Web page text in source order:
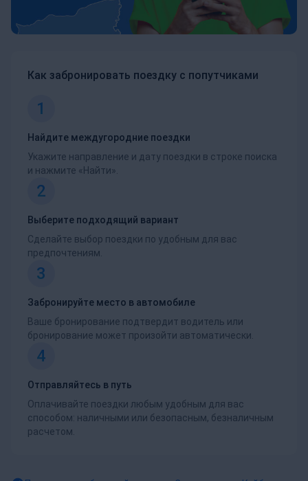
Как забронировать поездку с попутчиками
1
Найдите междугородние поездки
Укажите направление и дату поездки в строке поиска
и нажмите «Найти».
2
Выберите подходящий вариант
Сделайте выбор поездки по удобным для вас
предпочтениям.
3
Забронируйте место в автомобиле
Ваше бронирование подтвердит водитель или
бронирование может произойти автоматически.
4
Отправляйтесь в путь
Оплачивайте поездки любым удобным для вас
способом: наличными или безопасным, безналичным
расчетом.